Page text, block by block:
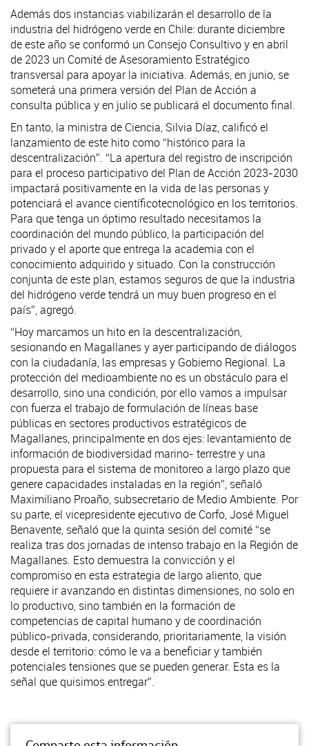
Además dos instancias viabilizarán el desarrollo de la
industria del hidrógeno verde en Chile: durante diciembre
de este año se conformó un Consejo Consultivo y en abril
de 2023 un Comité de Asesoramiento Estratégico
transversal para apoyar la iniciativa. Además, en junio, se
someterá una primera versión del Plan de Acción a
consulta pública y en julio se publicará el documento final.
En tanto, la ministra de Ciencia, Silvia Díaz, calificó el
lanzamiento de este hito como “histórico para la
descentralización”. “La apertura del registro de inscripción
para el proceso participativo del Plan de Acción 2023-2030
impactará positivamente en la vida de las personas y
potenciará el avance científicotecnológico en los territorios.
Para que tenga un óptimo resultado necesitamos la
coordinación del mundo público, la participación del
privado y el aporte que entrega la academia con el
conocimiento adquirido y situado. Con la construcción
conjunta de este plan, estamos seguros de que la industria
del hidrógeno verde tendrá un muy buen progreso en el
país”, agregó.
“Hoy marcamos un hito en la descentralización,
sesionando en Magallanes y ayer participando de diálogos
con la ciudadanía, las empresas y Gobierno Regional. La
protección del medioambiente no es un obstáculo para el
desarrollo, sino una condición, por ello vamos a impulsar
con fuerza el trabajo de formulación de líneas base
públicas en sectores productivos estratégicos de
Magallanes, principalmente en dos ejes: levantamiento de
información de biodiversidad marino- terrestre y una
propuesta para el sistema de monitoreo a largo plazo que
genere capacidades instaladas en la región”, señaló
Maximiliano Proaño, subsecretario de Medio Ambiente. Por
su parte, el vicepresidente ejecutivo de Corfo, José Miguel
Benavente, señaló que la quinta sesión del comité “se
realiza tras dos jornadas de intenso trabajo en la Región de
Magallanes. Esto demuestra la convicción y el
compromiso en esta estrategia de largo aliento, que
requiere ir avanzando en distintas dimensiones, no solo en
lo productivo, sino también en la formación de
competencias de capital humano y de coordinación
público-privada, considerando, prioritariamente, la visión
desde el territorio: cómo le va a beneficiar y también
potenciales tensiones que se pueden generar. Esta es la
señal que quisimos entregar”.